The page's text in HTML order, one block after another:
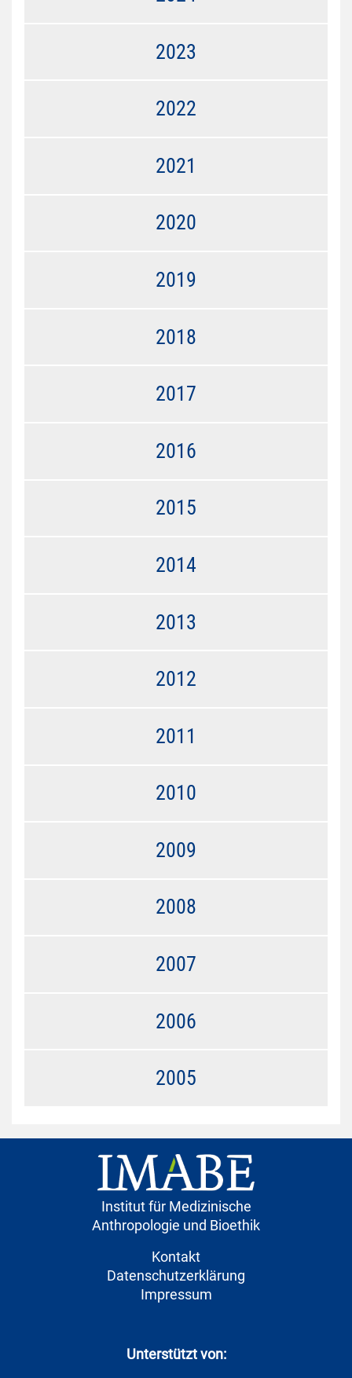
2023
2022
2021
2020
2019
2018
2017
2016
2015
2014
2013
2012
2011
2010
2009
2008
2007
2006
2005
Institut für Medizinische
Anthropologie und Bioethik
Kontakt
Datenschutzerklärung
Impressum
Unterstützt von: